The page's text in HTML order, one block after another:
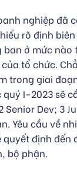
nghiệp đã
rõ định
ở mức nào
tổ chức.
trong giai
I-2023 sẽ
Dev; 3
Yêu cầu về
quyết định đến
bộ phận.